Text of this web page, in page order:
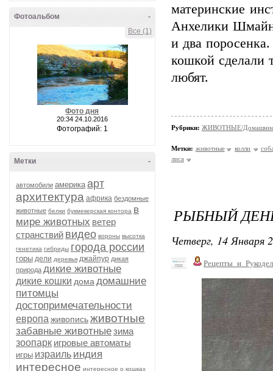
-
Фотоальбом
Все (1)
Фото дня
20:34 24.10.2016
Фотографий: 1
-
Метки
автомобили америка арт
архитектура африка бездомные
животные белки букмекерская контора в
мире животных ветер
странствий видео вороны высотка
генетика гибриды города россии
горы дели деревья джайпур дикая
природа дикие животные
дикие кошки дома домашние
питомцы
достопримечательности
европа живописьживотные
забавные животныезима
зоопарк игровые автоматы
игры израиль индия
интересное интересное о кошках
материнские
Анхелики
и два
кошкой сделали
любят.
Рубрики: ЖИВОТНЫЕ/Домашние
Метки: животные колли
лиса
РЫБНЫЙ
Четверг, 14 Января